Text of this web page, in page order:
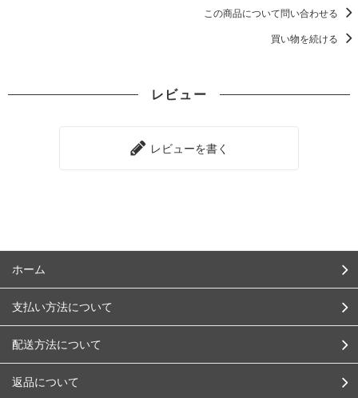
この商品について問い合わせる
買い物を続ける
レビュー
レビューを書く
ホーム
支払い方法について
配送方法について
返品について